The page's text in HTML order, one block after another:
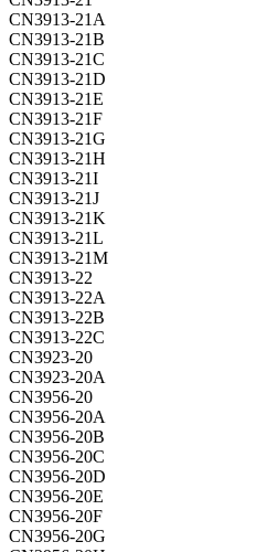
CN3913-21A
CN3913-21B
CN3913-21C
CN3913-21D
CN3913-21E
CN3913-21F
CN3913-21G
CN3913-21H
CN3913-21I
CN3913-21J
CN3913-21K
CN3913-21L
CN3913-21M
CN3913-22
CN3913-22A
CN3913-22B
CN3913-22C
CN3923-20
CN3923-20A
CN3956-20
CN3956-20A
CN3956-20B
CN3956-20C
CN3956-20D
CN3956-20E
CN3956-20F
CN3956-20G